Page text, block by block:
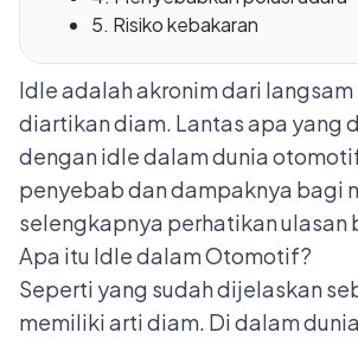
5. Risiko kebakaran
Idle adalah akronim dari
diartikan diam. Lantas apa yang
dengan idle dalam dunia
penyebab dan dampaknya bagi
selengkapnya perhatikan ulasan
Apa itu Idle dalam Otomotif?
Seperti yang sudah dijelaskan
memiliki arti diam. Di dalam